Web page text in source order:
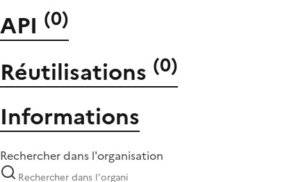
API (0)
Réutilisations (0)
Informations
Rechercher dans l'organisation